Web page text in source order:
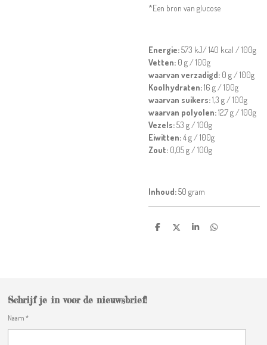
*Een bron van glucose
Energie:573 kJ/ 140 kcal / 100g
Vetten: 0 g / 100g
waarvan verzadigd: 0 g / 100g
Koolhydraten:16 g / 100g
waarvan suikers:1,3 g / 100g
waarvan polyolen:12,7 g / 100g
Vezels:53 g / 100g
Eiwitten:4 g / 100g
Zout: 0,05 g / 100g
Inhoud:50 gram
D
D
S
D
Schrijf je in voor de nieuwsbrief!
Naam *